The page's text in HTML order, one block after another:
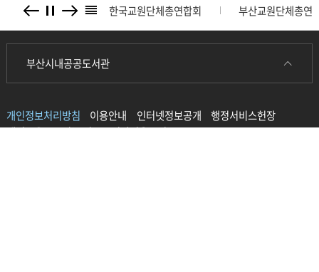
련
기
관
배너
성폭력 신고센터 한국교원단체총연합회 부산교원단체총연
부산시내공공도서관
개인정보처리방침 이용안내 인터넷정보공개
행정서비스헌장
배너모음
오시는 길 도서관이용규정